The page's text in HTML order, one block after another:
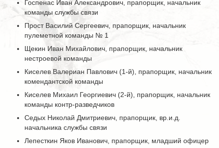
Госпенас Иван Александрович, прапорщик, начальник
команды службы связи
Прост Василий Сергеевич, прапорщик, начальник
пулеметной команды № 1
Щекин Иван Михайлович, прапорщик, начальник
нестроевой команды
Киселев Валериан Павлович (1-й), прапорщик, начальник
комендантской команды
Киселев Михаил Георгиевич (2-й), прапорщик, начальник
команды контр-разведчиков
Седых Николай Дмитриевич, прапорщик, вр.и.д.
начальника службы связи
Лепесткин Яков Иванович, прапорщик, младший офицер